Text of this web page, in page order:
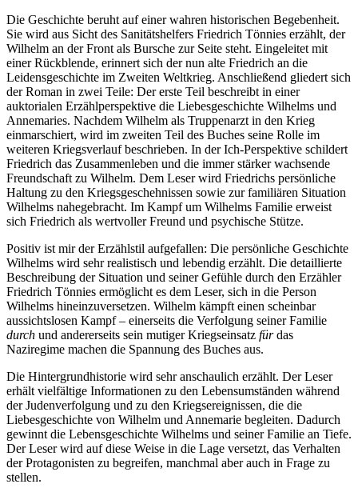
Die Geschichte beruht auf einer wahren historischen Begebenheit.
Sie wird aus Sicht des Sanitätshelfers Friedrich Tönnies erzählt, der
Wilhelm an der Front als Bursche zur Seite steht. Eingeleitet mit
einer Rückblende, erinnert sich der nun alte Friedrich an die
Leidensgeschichte im Zweiten Weltkrieg. Anschließend gliedert sich
der Roman in zwei Teile: Der erste Teil beschreibt in einer
auktorialen Erzählperspektive die Liebesgeschichte Wilhelms und
Annemaries. Nachdem Wilhelm als Truppenarzt in den Krieg
einmarschiert, wird im zweiten Teil des Buches seine Rolle im
weiteren Kriegsverlauf beschrieben. In der Ich-Perspektive schildert
Friedrich das Zusammenleben und die immer stärker wachsende
Freundschaft zu Wilhelm. Dem Leser wird Friedrichs persönliche
Haltung zu den Kriegsgeschehnissen sowie zur familiären Situation
Wilhelms nahegebracht. Im Kampf um Wilhelms Familie erweist
sich Friedrich als wertvoller Freund und psychische Stütze.
Positiv ist mir der Erzählstil aufgefallen: Die persönliche Geschichte
Wilhelms wird sehr realistisch und lebendig erzählt. Die detaillierte
Beschreibung der Situation und seiner Gefühle durch den Erzähler
Friedrich Tönnies ermöglicht es dem Leser, sich in die Person
Wilhelms hineinzuversetzen. Wilhelm kämpft einen scheinbar
aussichtslosen Kampf – einerseits die Verfolgung seiner Familie
durch und andererseits sein mutiger Kriegseinsatz fürdas
Naziregime machen die Spannung des Buches aus.
Die Hintergrundhistorie wird sehr anschaulich erzählt. Der Leser
erhält vielfältige Informationen zu den Lebensumständen während
der Judenverfolgung und zu den Kriegsereignissen, die die
Liebesgeschichte von Wilhelm und Annemarie begleiten. Dadurch
gewinnt die Lebensgeschichte Wilhelms und seiner Familie an Tiefe.
Der Leser wird auf diese Weise in die Lage versetzt, das Verhalten
der Protagonisten zu begreifen, manchmal aber auch in Frage zu
stellen.